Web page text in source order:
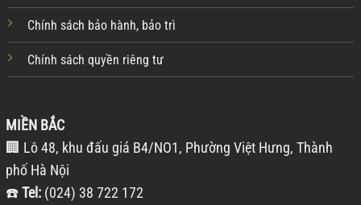
Chính sách bảo hành, bảo trì
Chính sách quyền riêng tư
MIỀN BẮC
🏢 Lô 48, khu đấu giá B4/NO1, Phường Việt Hưng, Thành
phố Hà Nội
☎️Tel: (024) 38 722 172